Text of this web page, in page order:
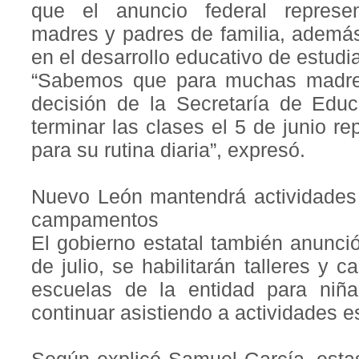
que el anuncio federal
madres y padres de familia,
en el desarrollo educativo de
“Sabemos que para muchas
decisión de la Secretaría de
terminar las clases el 5 de junio
para su rutina diaria”, expresó.
Nuevo León mantendrá
campamentos
El gobierno estatal también
de julio, se habilitarán talleres y
escuelas de la entidad para
continuar asistiendo a actividades